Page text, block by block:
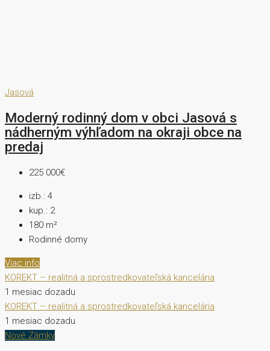
Jasová
Moderný rodinný dom v obci Jasová s
nádherným výhľadom na okraji obce na
predaj
225 000€
izb.: 4
kup.: 2
180 m²
Rodinné domy
Viac info
KOREKT – realitná a sprostredkovateľská kancelária
1 mesiac dozadu
KOREKT – realitná a sprostredkovateľská kancelária
1 mesiac dozadu
Nové Zámky